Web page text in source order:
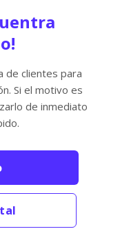
de clientes para
Si el motivo es
de inmediato